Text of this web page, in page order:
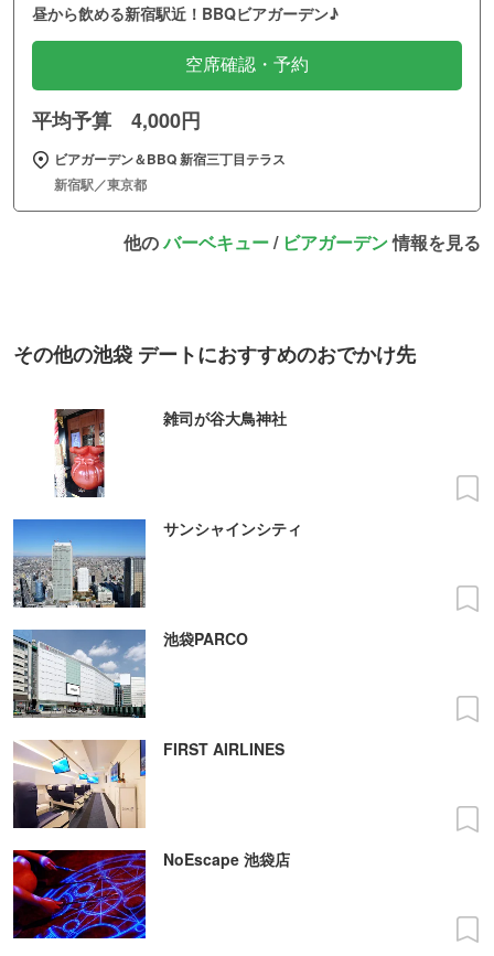
昼から飲める新宿駅近！BBQビアガーデン♪
空席確認・予約
平均予算 4,000円
ビアガーデン＆BBQ 新宿三丁目テラス
新宿駅／東京都
他のバーベキュー/ ビアガーデン情報を見る
その他の池袋 デートにおすすめのおでかけ先
雑司が谷大鳥神社
サンシャインシティ
池袋PARCO
FIRST AIRLINES
NoEscape 池袋店